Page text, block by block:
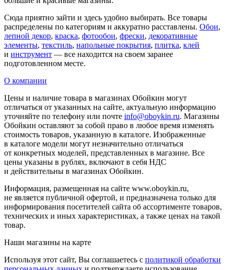
Сюда приятно зайти и здесь удобно выбирать. Все товары
распределены по категориям и аккуратно расставлены. Обои,
лепной декор, краска, фотообои, фрески, декоративные
элементы, текстиль, напольные покрытия, плитка, клей
и инструмент — все находится на своем заранее
подготовленном месте.
О компании
Цены и наличие товара в магазинах Обойкин могут
отличаться от указанных на сайте, актуальную информацию
уточняйте по телефону или почте info@oboykin.ru. Магазины
Обойкин оставляют за собой право в любое время изменять
стоимость товаров, указанную в каталоге. Изображенные
в каталоге модели могут незначительно отличаться
от конкретных моделей, представленных в магазине. Все
цены указаны в рублях, включают в себя НДС
и действительны в магазинах Обойкин.
Информация, размещенная на сайте www.oboykin.ru,
не является публичной офертой, и предназначена только для
информирования посетителей сайта об ассортименте товаров,
технических и иных характеристиках, а также ценах на такой
товар.
Наши магазины на карте
Используя этот сайт, Вы соглашаетесь с политикой обработки